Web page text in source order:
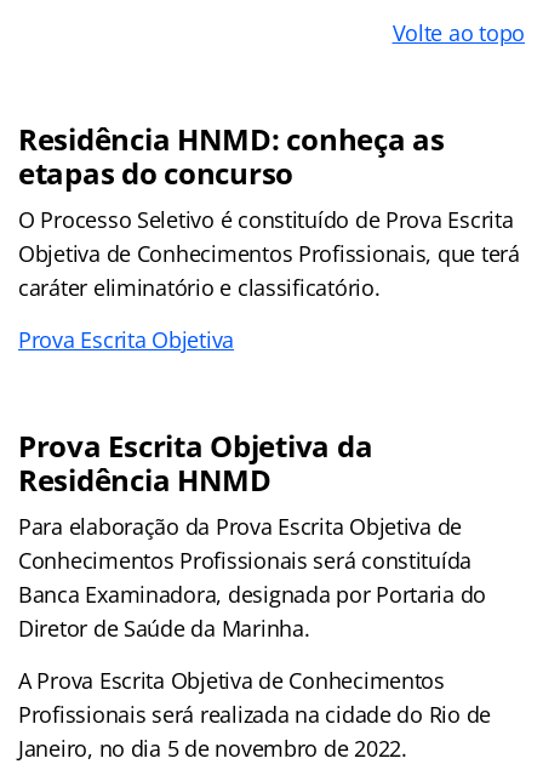
Volte ao topo
Residência HNMD: conheça as
etapas do concurso
O Processo Seletivo é constituído de Prova Escrita
Objetiva de Conhecimentos Profissionais, que terá
caráter eliminatório e classificatório.
Prova Escrita Objetiva
Prova Escrita Objetiva da
Residência HNMD
Para elaboração da Prova Escrita Objetiva de
Conhecimentos Profissionais será constituída
Banca Examinadora, designada por Portaria do
Diretor de Saúde da Marinha.
A Prova Escrita Objetiva de Conhecimentos
Profissionais será realizada na cidade do Rio de
Janeiro, no dia 5 de novembro de 2022.